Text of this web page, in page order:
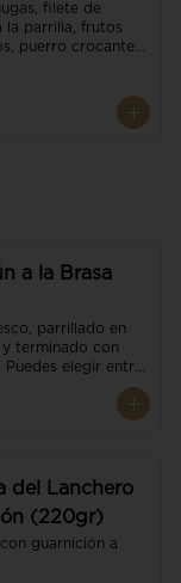
filete de
la parrilla, frutos
puerro crocante,
a la Brasa
parrillado en
terminado con
elegir entre
del Lanchero
(220gr)
guarnición a